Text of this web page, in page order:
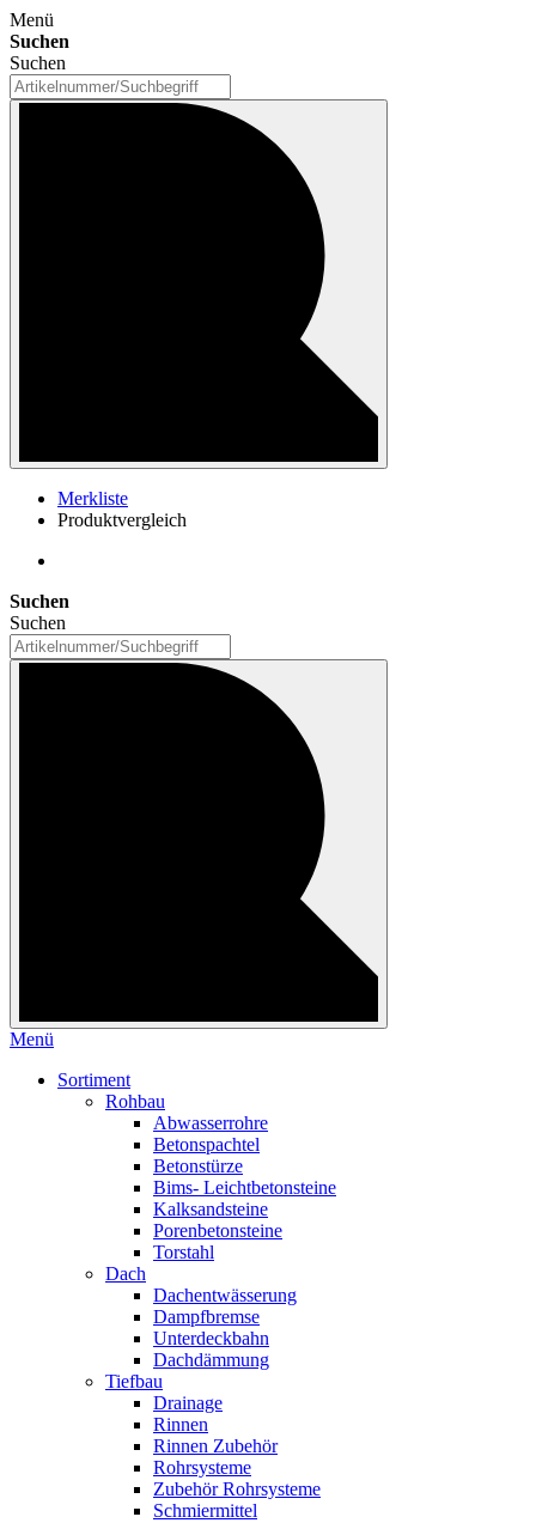
Menü
Suchen
Suchen
Merkliste
Produktvergleich
Suchen
Suchen
Menü
Sortiment
Rohbau
Abwasserrohre
Betonspachtel
Betonstürze
Bims- Leichtbetonsteine
Kalksandsteine
Porenbetonsteine
Torstahl
Dach
Dachentwässerung
Dampfbremse
Unterdeckbahn
Dachdämmung
Tiefbau
Drainage
Rinnen
Rinnen Zubehör
Rohrsysteme
Zubehör Rohrsysteme
Schmiermittel